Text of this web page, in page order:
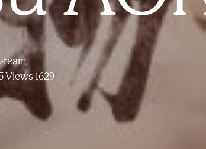
team
Views 1629